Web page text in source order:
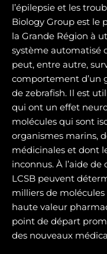
l’épilepsie et les
Biology Group est le
la Grande Région à
système automatisé
peut, entre autre,
comportement d’un
de zebrafish. Il est
qui ont un effet
molécules qui sont
organismes marins,
médicinales et dont
inconnus. À l’aide
LCSB peuvent
milliers de
haute valeur
point de départ
des nouveaux